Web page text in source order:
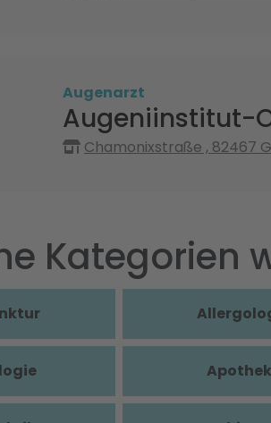
Augenarzt
Augeniinstitut-
Chamonixstraße , 82467
Kategorien